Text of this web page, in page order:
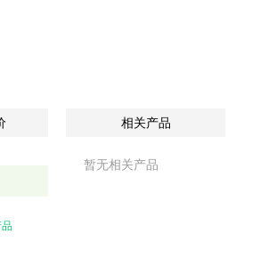
相关产品
暂无相关产品